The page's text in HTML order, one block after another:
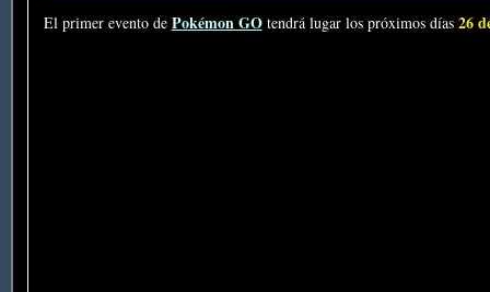
El primer evento de Pokémon GOtendrá lugar los próximos días 26